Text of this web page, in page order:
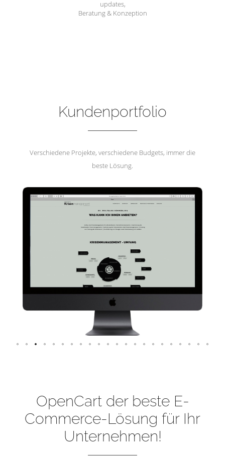
updates,
Beratung & Konzeption
Kundenportfolio
Verschiedene Projekte, verschiedene Budgets, immer die
beste Lösung.
OpenCart der beste E-
Commerce-Lösung für Ihr
Unternehmen!